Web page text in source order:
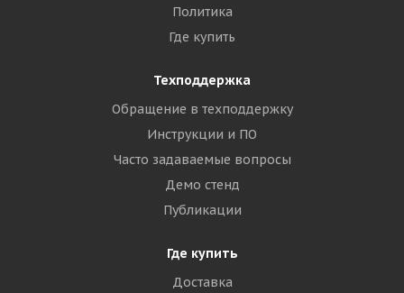
Политика
Где купить
Техподдержка
Обращение в техподдержку
Инструкции и ПО
Часто задаваемые вопросы
Демо стенд
Публикации
Где купить
Доставка